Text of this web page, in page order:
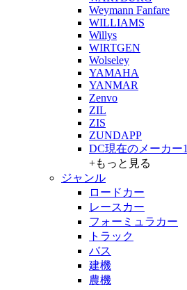
Weymann Fanfare
WILLIAMS
Willys
WIRTGEN
Wolseley
YAMAHA
YANMAR
Zenvo
ZIL
ZIS
ZUNDAPP
DC現在のメーカー1
+もっと見る
ジャンル
ロードカー
レースカー
フォーミュラカー
トラック
バス
建機
農機